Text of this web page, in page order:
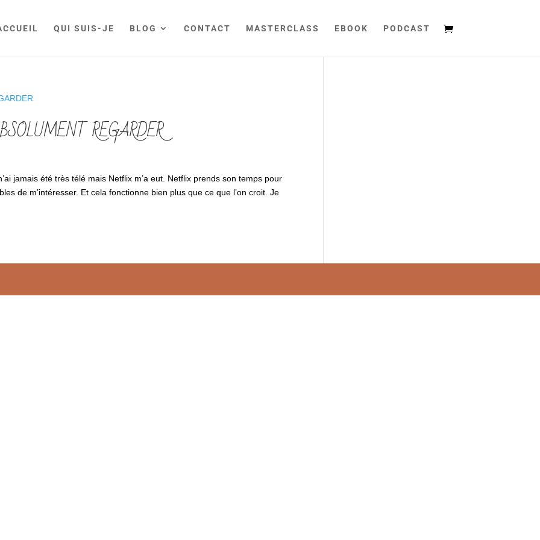
QUI SUIS-JE BLOG CONTACT MASTERCLASS EBOOK PODCAST
REGARDER
jamais été très télé mais Netflix m’a eut. Netflix prends son temps pour
de m’intéresser. Et cela fonctionne bien plus que ce que l’on croit. Je